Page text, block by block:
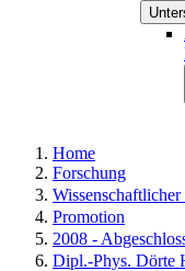
Home
Forschung
Promotion
2008 -
Dipl.-Phys. Dörte